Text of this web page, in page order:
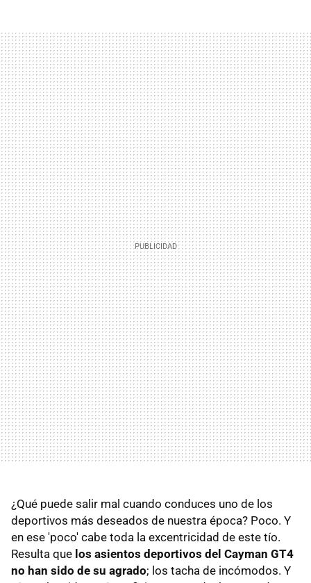
¿Qué puede salir mal cuando conduces uno de los
deportivos más deseados de nuestra época? Poco. Y
en ese 'poco' cabe toda la excentricidad de este tío.
Resulta que los asientos deportivos del Cayman GT4
no han sido de su agrado; los tacha de incómodos. Y